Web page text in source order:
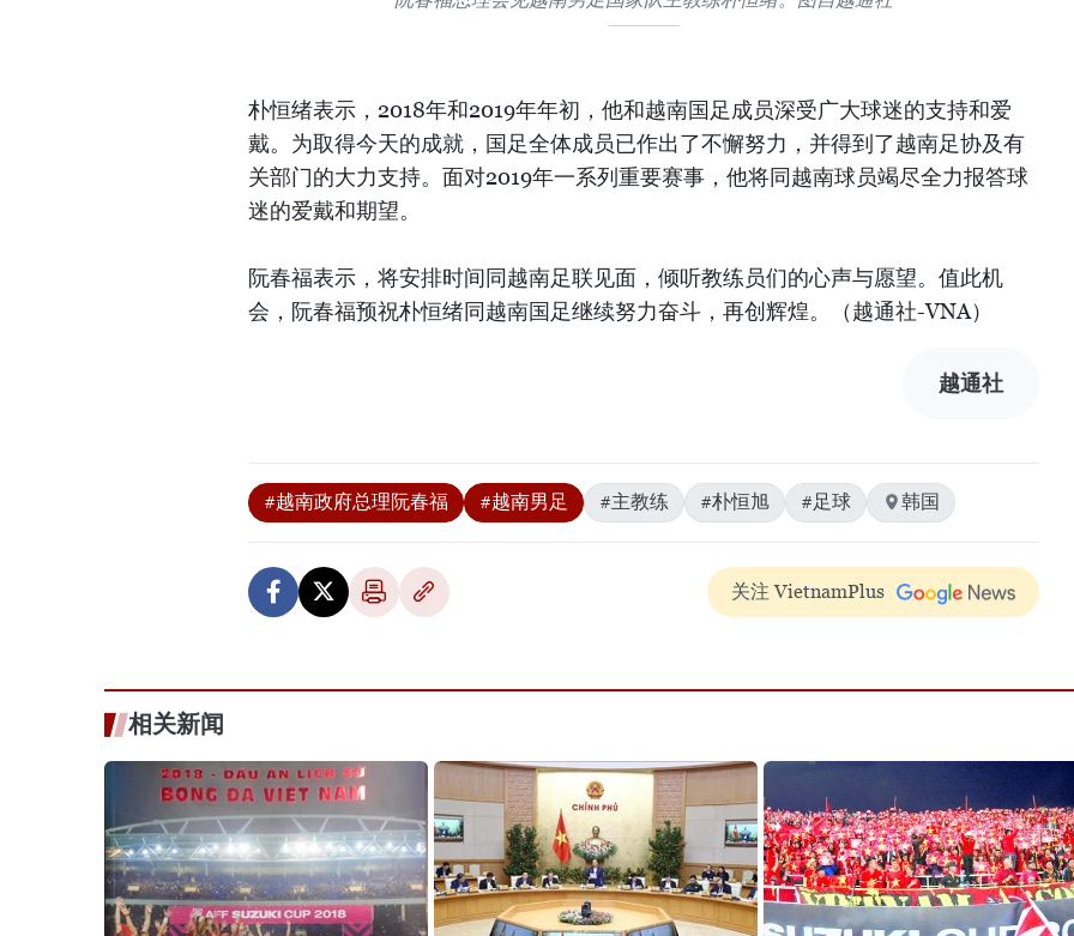
朴恒绪表示，2018年和2019年年初，他和越南国足成员深受广大球迷的支持和爱
戴。为取得今天的成就，国足全体成员已作出了不懈努力，并得到了越南足协及有
关部门的大力支持。面对2019年一系列重要赛事，他将同越南球员竭尽全力报答球
迷的爱戴和期望。
阮春福表示，将安排时间同越南足联见面，倾听教练员们的心声与愿望。值此机
会，阮春福预祝朴恒绪同越南国足继续努力奋斗，再创辉煌。（越通社-VNA）
越通社
#越南政府总理阮春福 #越南男足 #主教练 #朴恒旭 #足球 韩国
关注 VietnamPlus
相关新闻